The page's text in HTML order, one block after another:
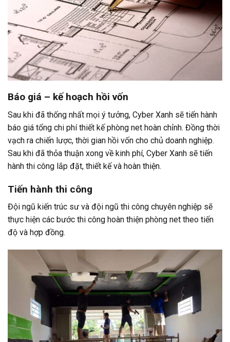
Báo giá – kế hoạch hồi vốn
Sau khi đã thống nhất mọi ý tưởng, Cyber Xanh sẽ tiến hành
báo giá tổng chi phí thiết kế phòng net hoàn chỉnh. Đồng thời
vạch ra chiến lược, thời gian hồi vốn cho chủ doanh nghiệp.
Sau khi đã thỏa thuận xong về kinh phí, Cyber Xanh sẽ tiến
hành thi công lắp đặt, thiết kế và hoàn thiện.
Tiến hành thi công
Đội ngũ kiến trúc sư và đội ngũ thi công chuyên nghiệp sẽ
thực hiện các bước thi công hoàn thiện phòng net theo tiến
độ và hợp đồng.